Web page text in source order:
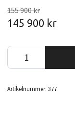
155 900 kr
145 900 kr
Artikelnummer: 377